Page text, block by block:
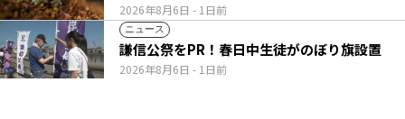
2026年8月6日 - 1日前
ニュース
2026年8月6日 - 1日前
謙信公祭をPR！春日中生徒がのぼり旗設置